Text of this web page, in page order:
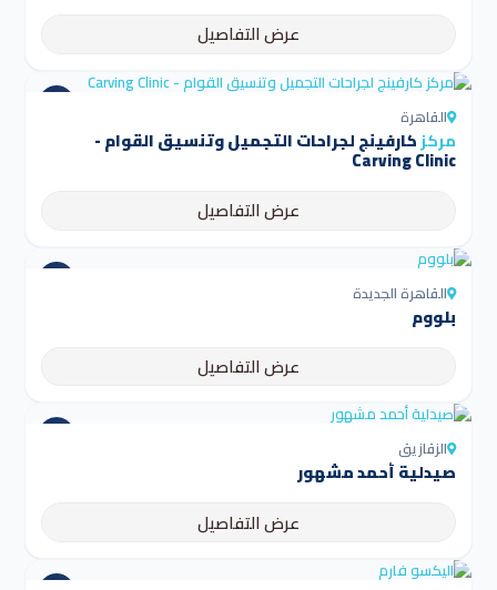
عرض التفاصيل
القاهرة
مركزكارفينج لجراحات التجميل وتنسيق القوام -
Carving Clinic
عرض التفاصيل
القاهرة الجديدة
بلووم
عرض التفاصيل
الزقازيق
صيدلية أحمد مشهور
عرض التفاصيل